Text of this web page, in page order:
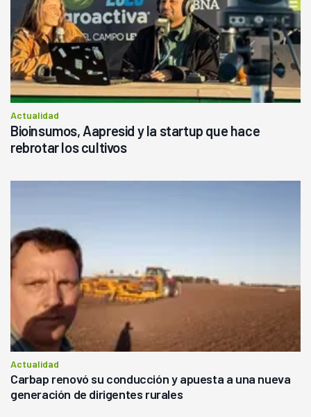
Actualidad
Bioinsumos, Aapresid y la startup que hace
rebrotar los cultivos
Actualidad
Carbap renovó su conducción y apuesta a una nueva
generación de dirigentes rurales